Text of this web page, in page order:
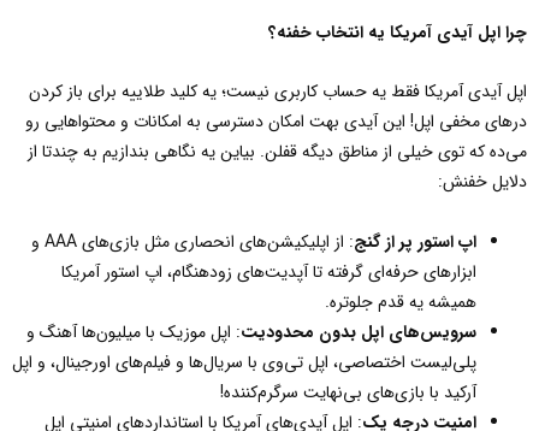
چرا اپل آیدی آمریکا یه انتخاب خفنه؟
اپل آیدی آمریکا فقط یه حساب کاربری نیست؛ یه کلید طلاییه برای باز کردن
درهای مخفی اپل! این آیدی بهت امکان دسترسی به امکانات و محتواهایی رو
می‌ده که توی خیلی از مناطق دیگه قفلن. بیاین یه نگاهی بندازیم به چندتا از
دلایل خفنش:
اپ استور پر از گنج
: از اپلیکیشن‌های انحصاری مثل بازی‌های AAA و
ابزارهای حرفه‌ای گرفته تا آپدیت‌های زودهنگام، اپ استور آمریکا
همیشه یه قدم جلوتره.
سرویس‌های اپل بدون محدودیت: اپل موزیک با میلیون‌ها آهنگ و
پلی‌لیست اختصاصی، اپل تی‌وی با سریال‌ها و فیلم‌های اورجینال، و اپل
آرکید با بازی‌های بی‌نهایت سرگرم‌کننده!
امنیت درجه یک: اپل آیدی‌های آمریکا با استانداردهای امنیتی اپل